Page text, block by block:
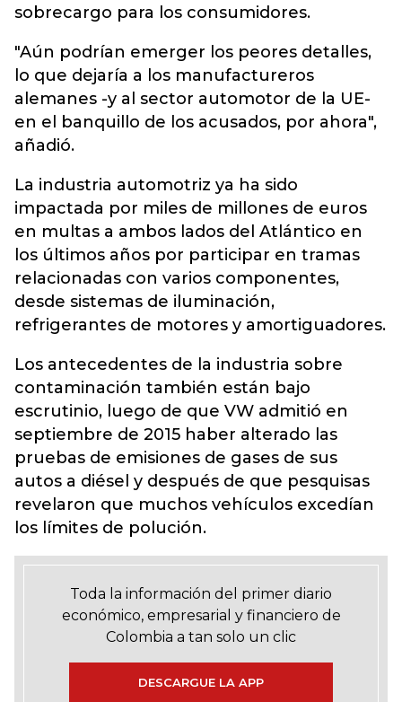
sobrecargo para los consumidores.
"Aún podrían emerger los peores detalles,
lo que dejaría a los manufactureros
alemanes -y al sector automotor de la UE-
en el banquillo de los acusados, por ahora",
añadió.
La industria automotriz ya ha sido
impactada por miles de millones de euros
en multas a ambos lados del Atlántico en
los últimos años por participar en tramas
relacionadas con varios componentes,
desde sistemas de iluminación,
refrigerantes de motores y amortiguadores.
Los antecedentes de la industria sobre
contaminación también están bajo
escrutinio, luego de que VW admitió en
septiembre de 2015 haber alterado las
pruebas de emisiones de gases de sus
autos a diésel y después de que pesquisas
revelaron que muchos vehículos excedían
los límites de polución.
Toda la información del primer diario
económico, empresarial y financiero de
Colombia a tan solo un clic
DESCARGUE LA APP